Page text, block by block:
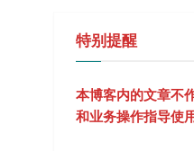
特别提醒
本博客内的文章不
和业务操作指导使用